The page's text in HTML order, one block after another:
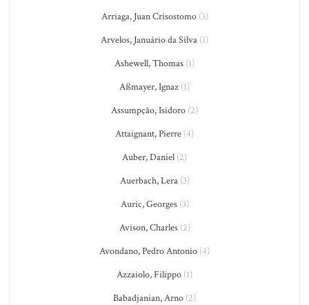
Arriaga, Juan Crisostomo(3)
Arvelos, Januário da Silva (1)
Ashewell, Thomas (1)
Aßmayer, Ignaz (1)
Assumpção, Isidoro (2)
Attaignant, Pierre (4)
Auber, Daniel (2)
Auerbach, Lera(3)
Auric, Georges(3)
Avison, Charles(2)
Avondano, Pedro Antonio (4)
Azzaiolo, Filippo (1)
Babadjanian, Arno (2)